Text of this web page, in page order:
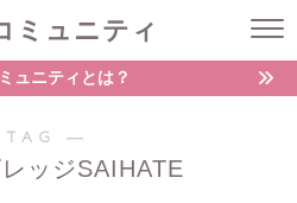
ミュニティ
ュニティとは？
―
ッジSAIHATE